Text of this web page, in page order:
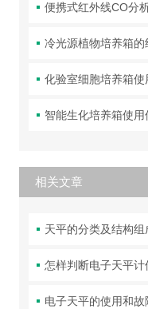
便携式红外线CO分
冷光源植物培养箱
化验室细胞培养箱
智能生化培养箱使用
相关文章
天平的分类及结构组
怎样判断电子天平
电子天平的使用和故